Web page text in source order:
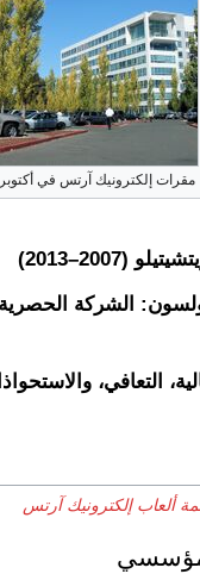
مقرات إلكترونيك آرتس في أكتوبر 2007.
(2007–2013)
الشركة
ألعاب إلكترونيك آرتس